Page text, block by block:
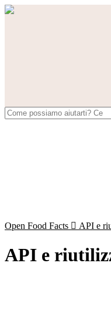
Open Food Facts  API e
API e